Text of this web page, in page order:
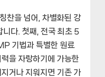
찬을 넘어, 차별화된 강
다. 첫째, 전국 최초 5
기법과 특별한 원료
을 자랑하기에 가능한
거나 지워지면 기존 가